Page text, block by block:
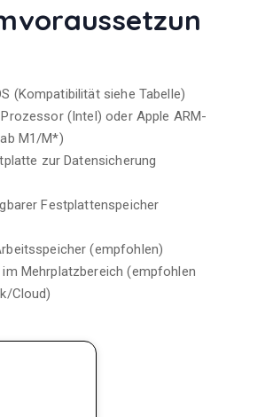
(Kompatibilität siehe Tabelle)
(Intel) oder Apple ARM-
M1/M*)
zur Datensicherung
Festplattenspeicher
(empfohlen)
im Mehrplatzbereich (empfohlen
Cloud)